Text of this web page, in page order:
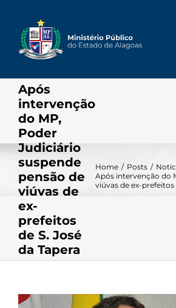
content
Após
intervenção
do MP,
Poder
Judiciário
suspende
pensão de
viúvas de
ex-
prefeitos
de S. José
da Tapera
Home / Posts /
Após intervenção do
viúvas de ex-prefeitos
View